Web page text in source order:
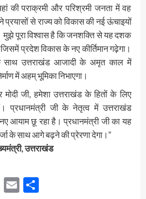
की पराक्रमी और परिश्रमी जनता में वह
प्रयासों से राज्य को विकास की नई ऊंचाइयों
पूरा विश्वास है कि जनशक्ति से यह दशक
प्रदेश विकास के नए कीर्तिमान गढ़ेगा।
उत्तराखंड आजादी के अमृत काल में
में अहम् भूमिका निभाएगा।
मोदी जी, हमेशा उत्तराखंड के हितों के लिए
प्रधानमंत्री जी के नेतृत्व में उत्तराखंड
आयाम छू रहा है। प्रधानमंत्री जी का यह
के साथ आगे बढ़ने की प्रेरणा देगा।”
उत्तराखंड
Twitter
EmailShare